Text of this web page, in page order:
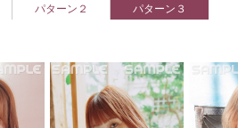
パターン２ パターン３